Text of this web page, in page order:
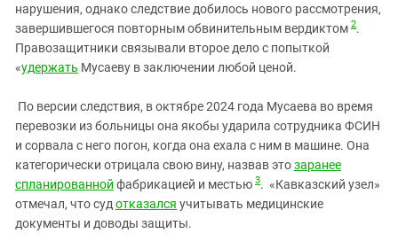
нарушения, однако следствие добилось нового рассмотрения,
завершившегося повторным обвинительным вердиктом 2.
Правозащитники связывали второе дело с попыткой
«удержать Мусаеву в заключении любой ценой.
По версии следствия, в октябре 2024 года Мусаева во время
перевозки из больницы она якобы ударила сотрудника ФСИН
и сорвала с него погон, когда она ехала с ним в машине. Она
категорически отрицала свою вину, назвав этозаранее
спланированной фабрикацией и местью 3. «Кавказский узел»
отмечал, что суд отказался учитывать медицинские
документы и доводы защиты.